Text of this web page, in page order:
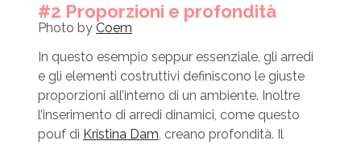
#2 Proporzioni e profondità
Photo by Coem
In questo esempio seppur essenziale, gli arredi
e gli elementi costruttivi definiscono le giuste
proporzioni all’interno di un ambiente. Inoltre
l’inserimento di arredi dinamici, come questo
pouf di Kristina Dam, creano profondità. Il